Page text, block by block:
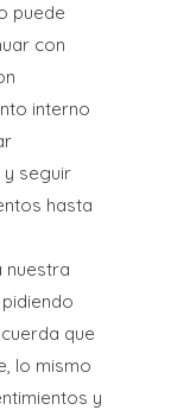
puede
con
interno
y seguir
hasta
nuestra
que
lo mismo
y